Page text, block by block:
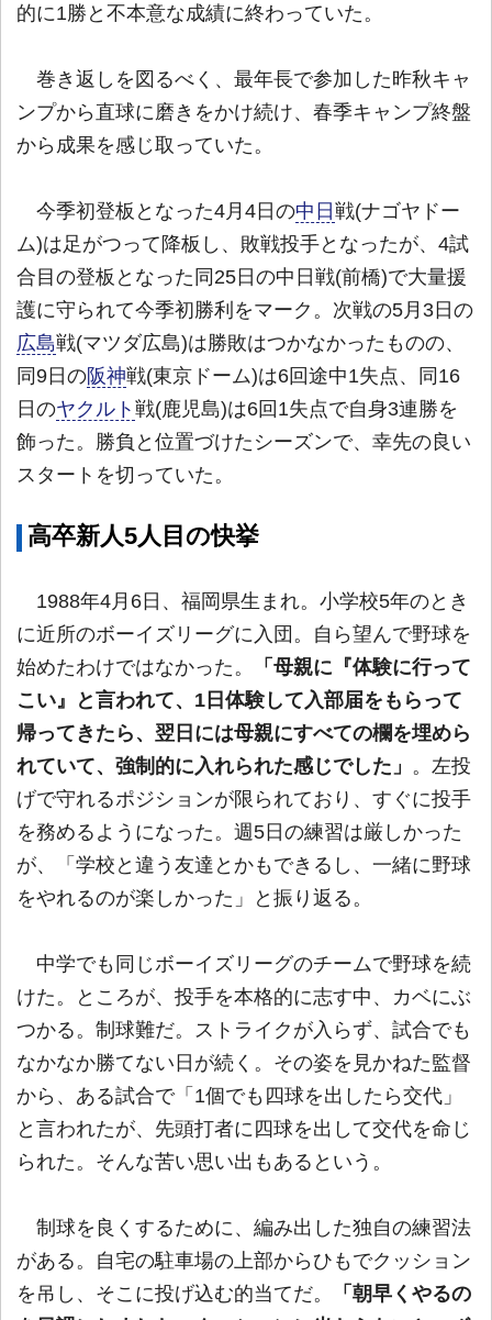
的に1勝と不本意な成績に終わっていた。
巻き返しを図るべく、最年長で参加した昨秋キャ
ンプから直球に磨きをかけ続け、春季キャンプ終盤
から成果を感じ取っていた。
今季初登板となった4月4日の中日戦(ナゴヤドー
ム)は足がつって降板し、敗戦投手となったが、4試
合目の登板となった同25日の中日戦(前橋)で大量援
護に守られて今季初勝利をマーク。次戦の5月3日の
広島戦(マツダ広島)は勝敗はつかなかったものの、
同9日の阪神戦(東京ドーム)は6回途中1失点、同16
日のヤクルト 戦(鹿児島)は6回1失点で自身3連勝を
飾った。勝負と位置づけたシーズンで、幸先の良い
スタートを切っていた。
高卒新人5人目の快挙
1988年4月6日、福岡県生まれ。小学校5年のとき
に近所のボーイズリーグに入団。自ら望んで野球を
始めたわけではなかった。
「母親に『体験に行って
こい』と言われて、1日体験して入部届をもらって
帰ってきたら、翌日には母親にすべての欄を埋めら
れていて、強制的に入れられた感じでした」 。左投
げで守れるポジションが限られており、すぐに投手
を務めるようになった。週5日の練習は厳しかった
が、「学校と違う友達とかもできるし、一緒に野球
をやれるのが楽しかった」と振り返る。
中学でも同じボーイズリーグのチームで野球を続
けた。ところが、投手を本格的に志す中、カベにぶ
つかる。制球難だ。ストライクが入らず、試合でも
なかなか勝てない日が続く。その姿を見かねた監督
から、ある試合で「1個でも四球を出したら交代」
と言われたが、先頭打者に四球を出して交代を命じ
られた。そんな苦い思い出もあるという。
制球を良くするために、編み出した独自の練習法
がある。自宅の駐車場の上部からひもでクッション
を吊し、そこに投げ込む的当てだ。
「朝早くやるの